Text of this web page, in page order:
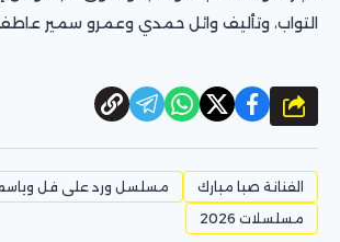
التواب، وتأليف وائل حمدي وعمرو سمير
شارك
الفنانة صبا مبارك
مسلسل ورد على فل
مسلسلات 2026